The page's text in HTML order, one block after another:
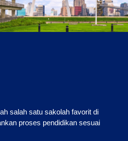
salah satu sakolah favorit di
proses pendidikan sesuai